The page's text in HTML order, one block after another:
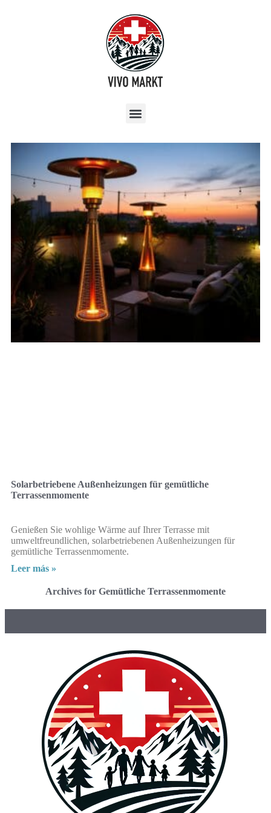
Solarbetriebene Außenheizungen für gemütliche
Terrassenmomente
Genießen Sie wohlige Wärme auf Ihrer Terrasse mit
umweltfreundlichen, solarbetriebenen Außenheizungen für
gemütliche Terrassenmomente.
Leer más »
Archives for Gemütliche Terrassenmomente